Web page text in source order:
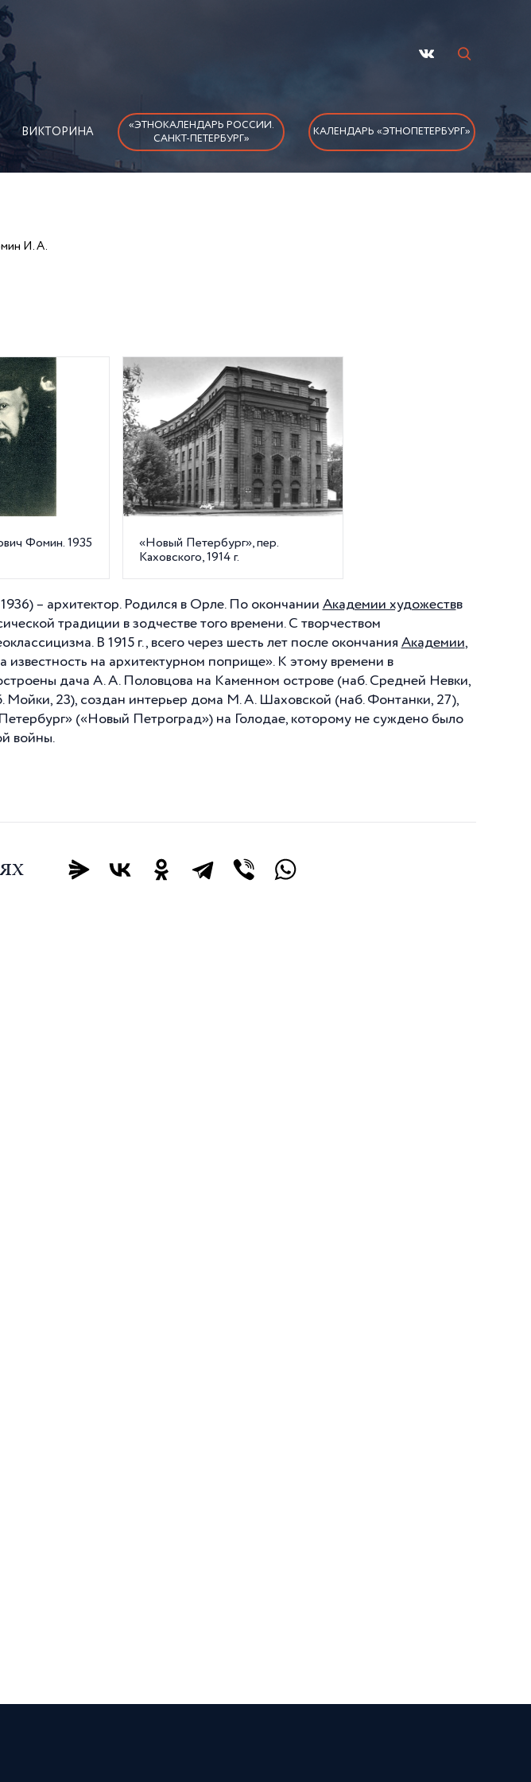
ВИКТОРИНА
«ЭТНОКАЛЕНДАРЬ РОССИИ.
САНКТ-ПЕТЕРБУРГ»
КАЛЕНДАРЬ «ЭТНОПЕТЕРБУРГ»
И. А.
Фомин. 1935
«Новый Петербург», пер.
Каховского, 1914 г.
– архитектор. Родился в Орле. По окончании Академии художествв
традиции в зодчестве того времени. С творчеством
В 1915 г., всего через шесть лет после окончания Академии,
известность на архитектурном поприще». К этому времени в
дача А. А. Половцова на Каменном острове (наб. Средней Невки,
Мойки, 23), создан интерьер дома М. А. Шаховской (наб. Фонтанки, 27),
(«Новый Петроград») на Голодае, которому не суждено было
войны.